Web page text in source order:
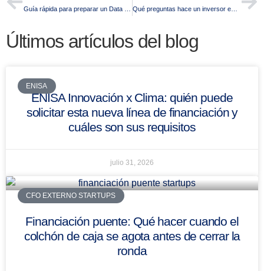
Qué preguntas hace un inversor en la primera reunión (y cómo preparar las respuestas)
Últimos artículos del blog
ENISA
ENISA Innovación x Clima: quién puede
solicitar esta nueva línea de financiación y
cuáles son sus requisitos
julio 31, 2026
CFO EXTERNO STARTUPS
Financiación puente: Qué hacer cuando el
colchón de caja se agota antes de cerrar la
ronda